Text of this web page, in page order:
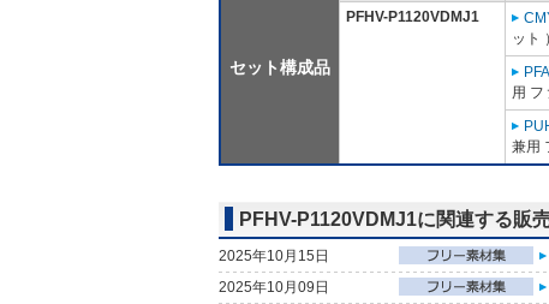
セット構成品
PFHV-P1120VDMJ1
ット ）
用 フ
兼用
PFHV-P1120VDMJ1に関連する販
2025年10月15日
2025年10月09日